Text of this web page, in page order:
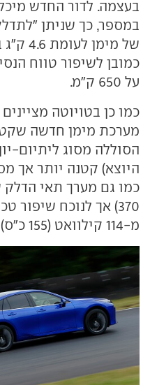
בעצמה. לדור החדש
של
על 650 ק"מ.
כמו כן בטויוטה
מערכת מימן חדשה
הסוללה מסוג ליתיום-
היוצא) קטנה יותר אך
370) אך לנוכח שיפור
מ-114 קילוואט (155 כ"ס) ל-128 קילוואט (174 כ"ס).